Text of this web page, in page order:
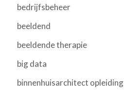
bedrijfsbeheer
beeldend
beeldende therapie
big data
binnenhuisarchitect opleiding